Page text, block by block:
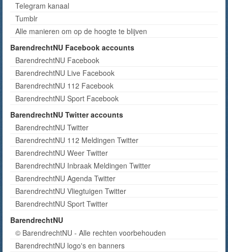
Telegram kanaal
Tumblr
Alle manieren om op de hoogte te blijven
BarendrechtNU Facebook accounts
BarendrechtNU Facebook
BarendrechtNU Live Facebook
BarendrechtNU 112 Facebook
BarendrechtNU Sport Facebook
BarendrechtNU Twitter accounts
BarendrechtNU Twitter
BarendrechtNU 112 Meldingen Twitter
BarendrechtNU Weer Twitter
BarendrechtNU Inbraak Meldingen Twitter
BarendrechtNU Agenda Twitter
BarendrechtNU Vliegtuigen Twitter
BarendrechtNU Sport Twitter
BarendrechtNU
© BarendrechtNU - Alle rechten voorbehouden
BarendrechtNU logo's en banners